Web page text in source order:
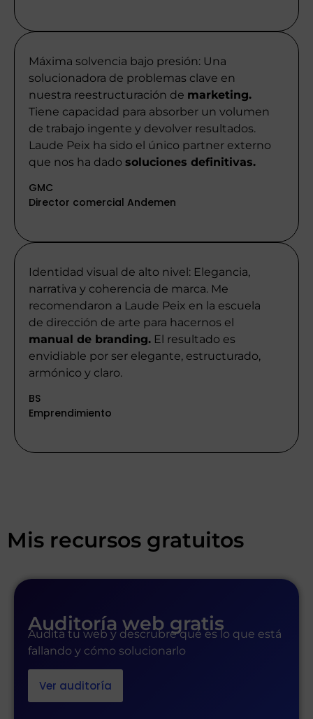
Máxima solvencia bajo presión: Una
solucionadora de problemas clave en
nuestra reestructuración de marketing.
Tiene capacidad para absorber un volumen
de trabajo ingente y devolver resultados.
Laude Peix ha sido el único partner externo
que nos ha dado soluciones definitivas.
GMC
Director comercial Andemen
Identidad visual de alto nivel: Elegancia,
narrativa y coherencia de marca. Me
recomendaron a Laude Peix en la escuela
de dirección de arte para hacernos el
manual de branding. El resultado es
envidiable por ser elegante, estructurado,
armónico y claro.
BS
Emprendimiento
Mis recursos gratuitos
Auditoría web gratis
Audita tu web y descrubre qué es lo que está
fallando y cómo solucionarlo
Ver auditoría